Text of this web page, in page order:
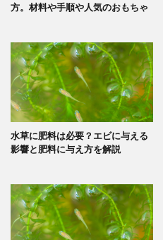
方。材料や手順や人気のおもちゃ
水草に肥料は必要？エビに与える
影響と肥料に与え方を解説